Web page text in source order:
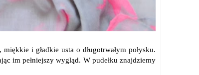
i gładkie usta o długotrwałym połysku.
im pełniejszy wygląd. W pudełku znajdziemy